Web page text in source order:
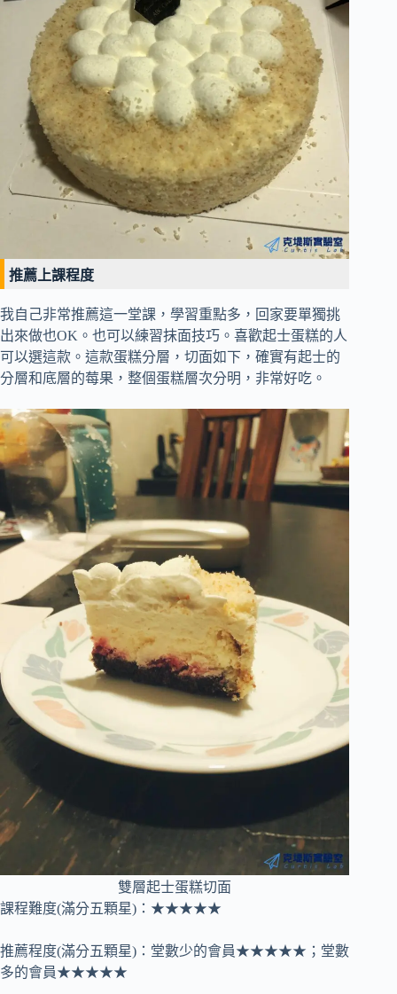
推薦上課程度
我自己非常推薦這一堂課，學習重點多，回家要單獨挑
出來做也OK。也可以練習抹面技巧。喜歡起士蛋糕的人
可以選這款。這款蛋糕分層，切面如下，確實有起士的
分層和底層的莓果，整個蛋糕層次分明，非常好吃。
雙層起士蛋糕切面
課程難度(滿分五顆星)：★★★★★
推薦程度(滿分五顆星)：堂數少的會員★★★★★；堂數
多的會員★★★★★